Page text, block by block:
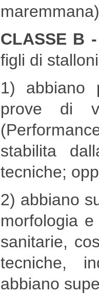
CLASSE B
figli di
1) abbiano
prove di
stabilita
tecniche;
2) abbiano
morfologia
sanitarie,
tecniche,
abbiano